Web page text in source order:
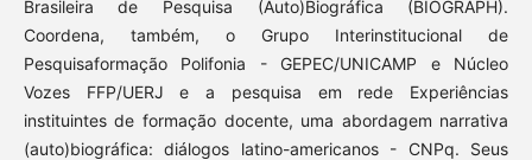
Brasileira de Pesquisa (Auto)Biográfica (BIOGRAPH).
Coordena, também, o Grupo Interinstitucional de
Pesquisaformação Polifonia - GEPEC/UNICAMP e Núcleo
Vozes FFP/UERJ e a pesquisa em rede Experiências
instituintes de formação docente, uma abordagem narrativa
(auto)biográfica: diálogos latino-americanos - CNPq. Seus